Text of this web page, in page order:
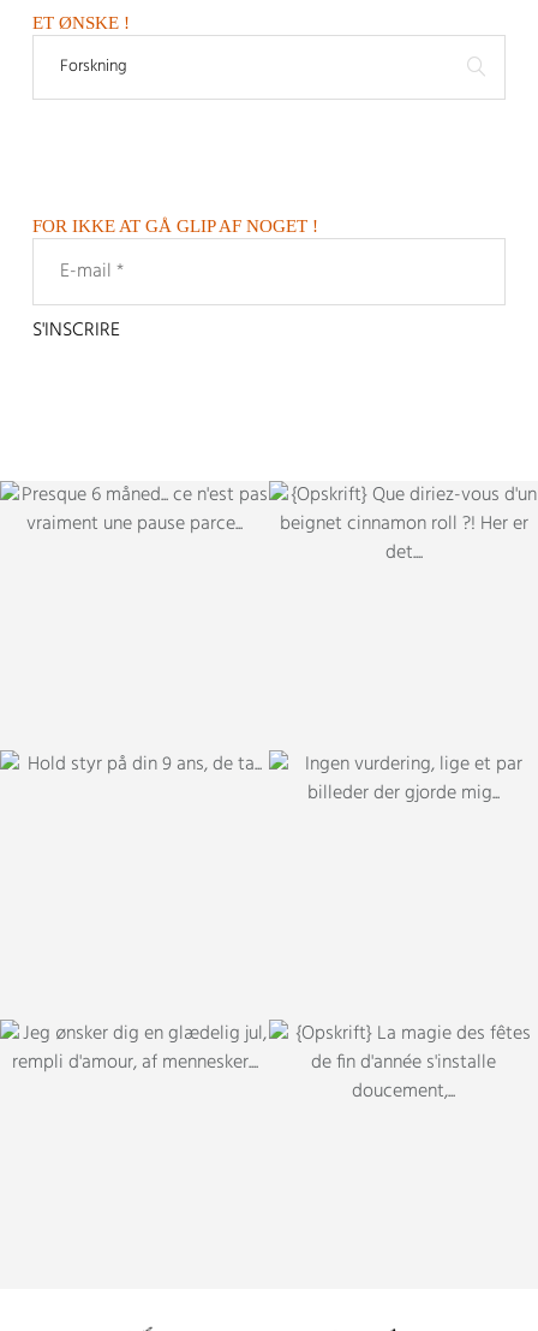
ET ØNSKE !
FOR IKKE AT GÅ GLIP AF NOGET !